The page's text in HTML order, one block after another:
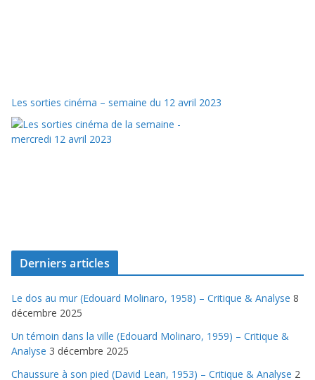
Les sorties cinéma – semaine du 12 avril 2023
Derniers articles
Le dos au mur (Edouard Molinaro, 1958) – Critique & Analyse 8
décembre 2025
Un témoin dans la ville (Edouard Molinaro, 1959) – Critique &
Analyse 3 décembre 2025
Chaussure à son pied (David Lean, 1953) – Critique & Analyse 2